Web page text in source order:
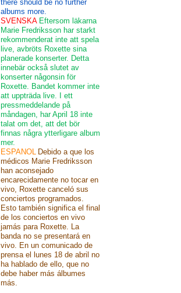
there should be no further
albums more.
SVENSKA Eftersom läkarna
Marie Fredriksson har starkt
rekommenderat inte att spela
live, avbröts Roxette sina
planerade konserter. Detta
innebär också slutet av
konserter någonsin för
Roxette. Bandet kommer inte
att uppträda live. I ett
pressmeddelande på
måndagen, har April 18 inte
talat om det, att det bör
finnas några ytterligare album
mer.
ESPANOL Debido a que los
médicos Marie Fredriksson
han aconsejado
encarecidamente no tocar en
vivo, Roxette canceló sus
conciertos programados.
Esto también significa el final
de los conciertos en vivo
jamás para Roxette. La
banda no se presentará en
vivo. En un comunicado de
prensa el lunes 18 de abril no
ha hablado de ello, que no
debe haber más álbumes
más.